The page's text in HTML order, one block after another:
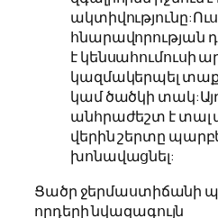
հնարավորության
է կենսահումուսի
կազմակերպել տաք
կամ ծածկի
անհրաժեշտ է տալ
վերին շերտը
խոնավացնել:
Ցածր ջերմաստիճանի
որդերի նվազագույն